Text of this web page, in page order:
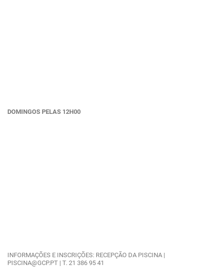
DOMINGOS PELAS 12H00
INFORMAÇÕES E INSCRIÇÕES: RECEPÇÃO DA PISCINA |
PISCINA@GCP.PT | T. 21 386 95 41